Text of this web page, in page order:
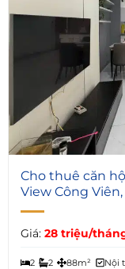
5
Cho thuê căn
View Công
Giá: 28 triệu/
2 2 88m² Nội